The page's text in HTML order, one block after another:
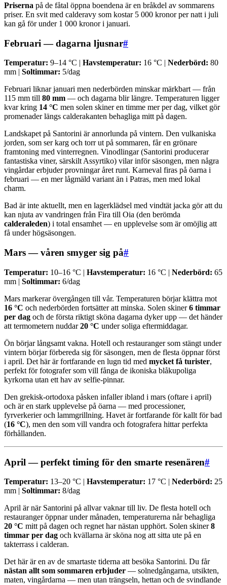
Priserna på de fåtal öppna boendena är en bråkdel av sommarens
priser. En svit med calderavy som kostar 5 000 kronor per natt i juli
kan gå för under 1 000 kronor i januari.
Februari — dagarna ljusnar#
Temperatur: 9–14 °C | Havstemperatur: 16 °C | Nederbörd: 80
mm | Soltimmar: 5/dag
Februari liknar januari men nederbörden minskar märkbart — från
115 mm till 80 mm — och dagarna blir längre. Temperaturen ligger
kvar kring 14 °C men solen skiner en timme mer per dag, vilket gör
promenader längs calderakanten behagliga mitt på dagen.
Landskapet på Santorini är annorlunda på vintern. Den vulkaniska
jorden, som ser karg och torr ut på sommaren, får en grönare
framtoning med vinterregnen. Vinodlingar (Santorini producerar
fantastiska viner, särskilt Assyrtiko) vilar inför säsongen, men några
vingårdar erbjuder provningar året runt. Karneval firas på öarna i
februari — en mer lågmäld variant än i Patras, men med lokal
charm.
Bad är inte aktuellt, men en lagerklädsel med vindtät jacka gör att du
kan njuta av vandringen från Fira till Oia (den berömda
calderaleden) i total ensamhet — en upplevelse som är omöjlig att
få under högsäsongen.
Mars — våren smyger sig på#
Temperatur: 10–16 °C | Havstemperatur: 16 °C | Nederbörd: 65
mm | Soltimmar: 6/dag
Mars markerar övergången till vår. Temperaturen börjar klättra mot
16 °C och nederbörden fortsätter att minska. Solen skiner6 timmar
per dag och de första riktigt sköna dagarna dyker upp — det händer
att termometern nuddar20 °C under soliga eftermiddagar.
Ön börjar långsamt vakna. Hotell och restauranger som stängt under
vintern börjar förbereda sig för säsongen, men de flesta öppnar först
i april. Det här är fortfarande en lugn tid med mycket få turister,
perfekt för fotografer som vill fånga de ikoniska blåkupoliga
kyrkorna utan ett hav av selfie-pinnar.
Den grekisk-ortodoxa påsken infaller ibland i mars (oftare i april)
och är en stark upplevelse på öarna — med processioner,
fyrverkerier och lammgrillning. Havet är fortfarande för kallt för bad
(16 °C), men den som vill vandra och fotografera hittar perfekta
förhållanden.
April — perfekt timing för den smarte resenären#
Temperatur: 13–20 °C | Havstemperatur: 17 °C | Nederbörd: 25
mm | Soltimmar: 8/dag
April är när Santorini på allvar vaknar till liv. De flesta hotell och
restauranger öppnar under månaden, temperaturerna når behagliga
20 °C mitt på dagen och regnet har nästan upphört. Solen skiner8
timmar per dag och kvällarna är sköna nog att sitta ute på en
takterrass i calderan.
Det här är en av de smartaste tiderna att besöka Santorini. Du får
nästan allt som sommaren erbjuder — solnedgångarna, utsikten,
maten, vingårdarna — men utan trängseln, hettan och de svindlande